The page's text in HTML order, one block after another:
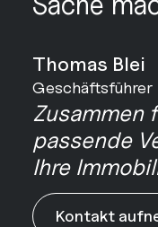
Thomas Blei
Geschäftsführer
Zusammen
passende
Ihre
Kontakt